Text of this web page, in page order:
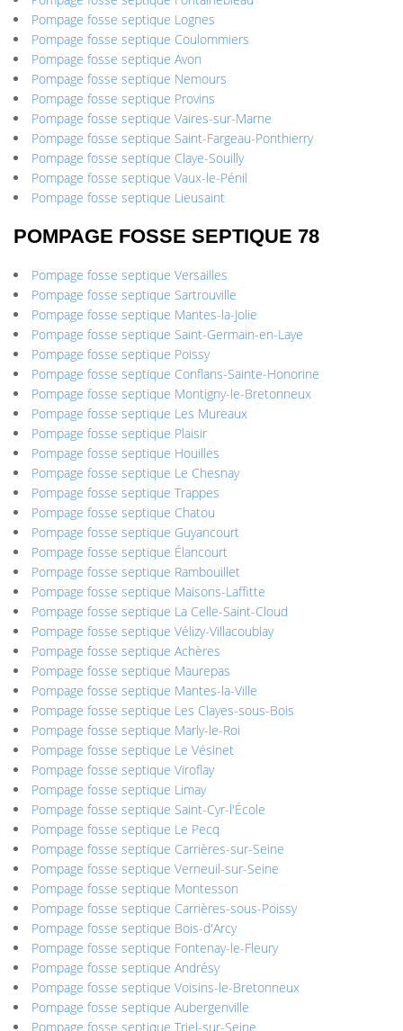
Pompage fosse septique Lognes
Pompage fosse septique Coulommiers
Pompage fosse septique Avon
Pompage fosse septique Nemours
Pompage fosse septique Provins
Pompage fosse septique Vaires-sur-Marne
Pompage fosse septique Saint-Fargeau-Ponthierry
Pompage fosse septique Claye-Souilly
Pompage fosse septique Vaux-le-Pénil
Pompage fosse septique Lieusaint
POMPAGE FOSSE SEPTIQUE 78
Pompage fosse septique Versailles
Pompage fosse septique Sartrouville
Pompage fosse septique Mantes-la-Jolie
Pompage fosse septique Saint-Germain-en-Laye
Pompage fosse septique Poissy
Pompage fosse septique Conflans-Sainte-Honorine
Pompage fosse septique Montigny-le-Bretonneux
Pompage fosse septique Les Mureaux
Pompage fosse septique Plaisir
Pompage fosse septique Houilles
Pompage fosse septique Le Chesnay
Pompage fosse septique Trappes
Pompage fosse septique Chatou
Pompage fosse septique Guyancourt
Pompage fosse septique Élancourt
Pompage fosse septique Rambouillet
Pompage fosse septique Maisons-Laffitte
Pompage fosse septique La Celle-Saint-Cloud
Pompage fosse septique Vélizy-Villacoublay
Pompage fosse septique Achères
Pompage fosse septique Maurepas
Pompage fosse septique Mantes-la-Ville
Pompage fosse septique Les Clayes-sous-Bois
Pompage fosse septique Marly-le-Roi
Pompage fosse septique Le Vésinet
Pompage fosse septique Viroflay
Pompage fosse septique Limay
Pompage fosse septique Saint-Cyr-l'École
Pompage fosse septique Le Pecq
Pompage fosse septique Carrières-sur-Seine
Pompage fosse septique Verneuil-sur-Seine
Pompage fosse septique Montesson
Pompage fosse septique Carrières-sous-Poissy
Pompage fosse septique Bois-d'Arcy
Pompage fosse septique Fontenay-le-Fleury
Pompage fosse septique Andrésy
Pompage fosse septique Voisins-le-Bretonneux
Pompage fosse septique Aubergenville
Pompage fosse septique Triel-sur-Seine